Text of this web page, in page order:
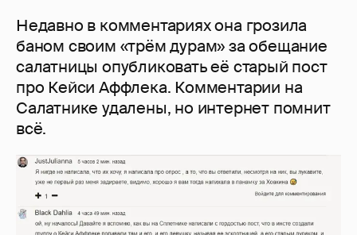
Недавно в комментариях она грозила
баном своим «трём дурам» за обещание
салатницы опубликовать её старый пост
про Кейси Аффлека. Комментарии на
Салатнике удалены, но интернет помнит
всё.